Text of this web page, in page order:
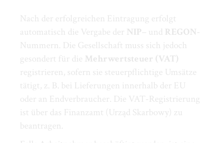
Nach der erfolgreichen Eintragung erfolgt
automatisch die Vergabe der NIP – und REGON -
Nummern. Die Gesellschaft muss sich jedoch
gesondert für die Mehrwertsteuer (VAT)
registrieren, sofern sie steuerpflichtige Umsätze
tätigt, z. B. bei Lieferungen innerhalb der EU
oder an Endverbraucher. Die VAT-Registrierung
ist über das Finanzamt (Urząd Skarbowy) zu
beantragen.